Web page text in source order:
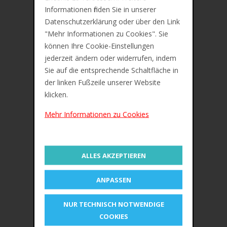
Informationen finden Sie in unserer
Datenschutzerklärung oder über den Link
"Mehr Informationen zu Cookies". Sie
können Ihre Cookie-Einstellungen
jederzeit ändern oder widerrufen, indem
Sie auf die entsprechende Schaltfläche in
der linken Fußzeile unserer Website
klicken.
Mehr Informationen zu Cookies
ALLES AKZEPTIEREN
ANPASSEN
NUR TECHNISCH NOTWENDIGE
COOKIES
Zusätzliche Information
Bewertungen (0)
Maped Textmarker FLUO'PEPS Classic
Keilspitze, Strichstärke: 1,0 - 5,0 mm, mit Clip
INKJET SAFE - Farben verwischen auf Inkjet-
ÄHNLICHE PRODUKTE